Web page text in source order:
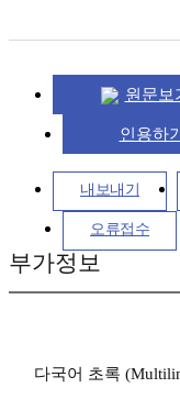
원문보
인용하기
내보내기
오류접수
부가정보
다국어 초록